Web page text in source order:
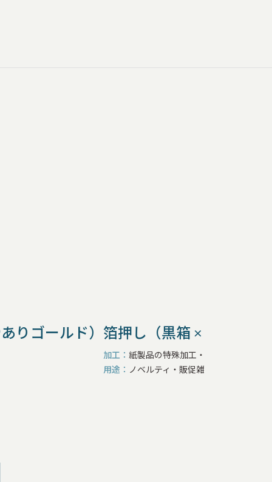
りゴールド） 箔押し（黒箱 × つや消し
加工
紙製品の特殊加工・装飾
用途
ノベルティ・販促雑貨